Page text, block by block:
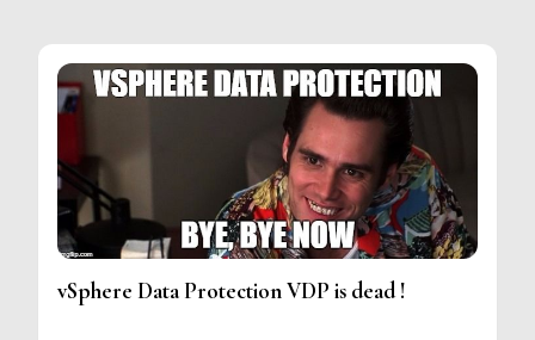
vSphere Data Protection VDP is dead !